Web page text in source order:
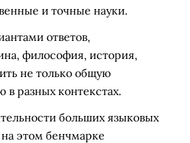
и точные науки.
ответов,
философия, история,
не только общую
разных контекстах.
больших языковых
этом бенчмарке